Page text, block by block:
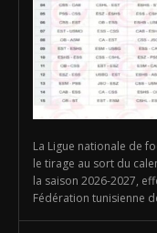
La Ligue nationale de
le tirage au sort du
la saison 2026-2027,
Fédération tunisienne